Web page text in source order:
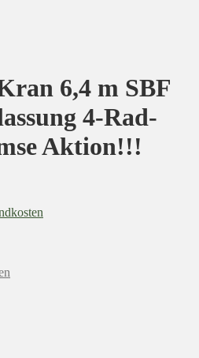
6,4 m SBF
4-Rad-
Aktion!!!